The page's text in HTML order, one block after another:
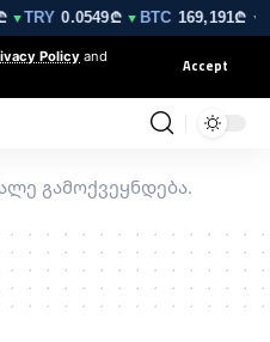
▼TRY0.0549₾ ▼BTC169,191₾ ▼
Policy and
Accept
გამოქვეყნდება.